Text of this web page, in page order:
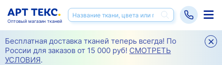
Бесплатная доставка тканей теперь всегда! По
России для заказов от 15 000 руб! СМОТРЕТЬ
УСЛОВИЯ.
Оптовый магазин тканей